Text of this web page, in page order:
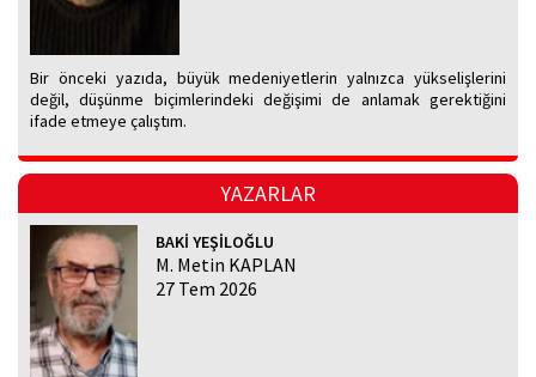
Bir önceki yazıda, büyük medeniyetlerin yalnızca yükselişlerini
değil, düşünme biçimlerindeki değişimi de anlamak gerektiğini
ifade etmeye çalıştım.
YAZARLAR
BAKİ YEŞİLOĞLU
M. Metin KAPLAN
27 Tem 2026